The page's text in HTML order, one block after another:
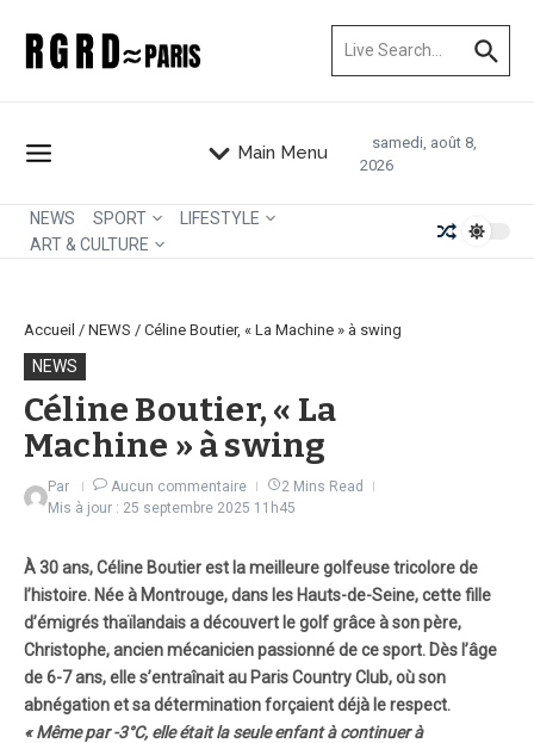
Main Menu
samedi, août 8,
2026
NEWS SPORT
LIFESTYLE
ART & CULTURE
Accueil / NEWS / Céline Boutier, « La Machine » à swing
NEWS
Céline Boutier, « La
Machine » à swing
Par Aucun commentaire
2 Mins Read
Mis à jour : 25 septembre 2025 11h45
À 30 ans, Céline Boutier est la meilleure golfeuse tricolore de
l’histoire. Née à Montrouge, dans les Hauts-de-Seine, cette fille
d’émigrés thaïlandais a découvert le golf grâce à son père,
Christophe, ancien mécanicien passionné de ce sport. Dès l’âge
de 6-7 ans, elle s’entraînait au Paris Country Club, où son
abnégation et sa détermination forçaient déjà le respect.
« Même par -3°C, elle était la seule enfant à continuer à